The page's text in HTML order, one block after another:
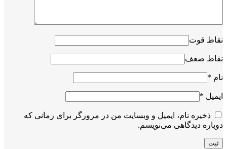
نقاط قوت
نقاط ضعف
نام *
ایمیل *
ذخیره نام، ایمیل و وبسایت من در مرورگر برای زمانی که
دوباره دیدگاهی می‌نویسم.